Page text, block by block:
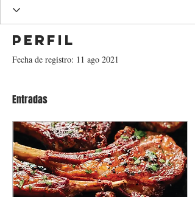
Perfil
Fecha de registro: 11 ago 2021
Entradas